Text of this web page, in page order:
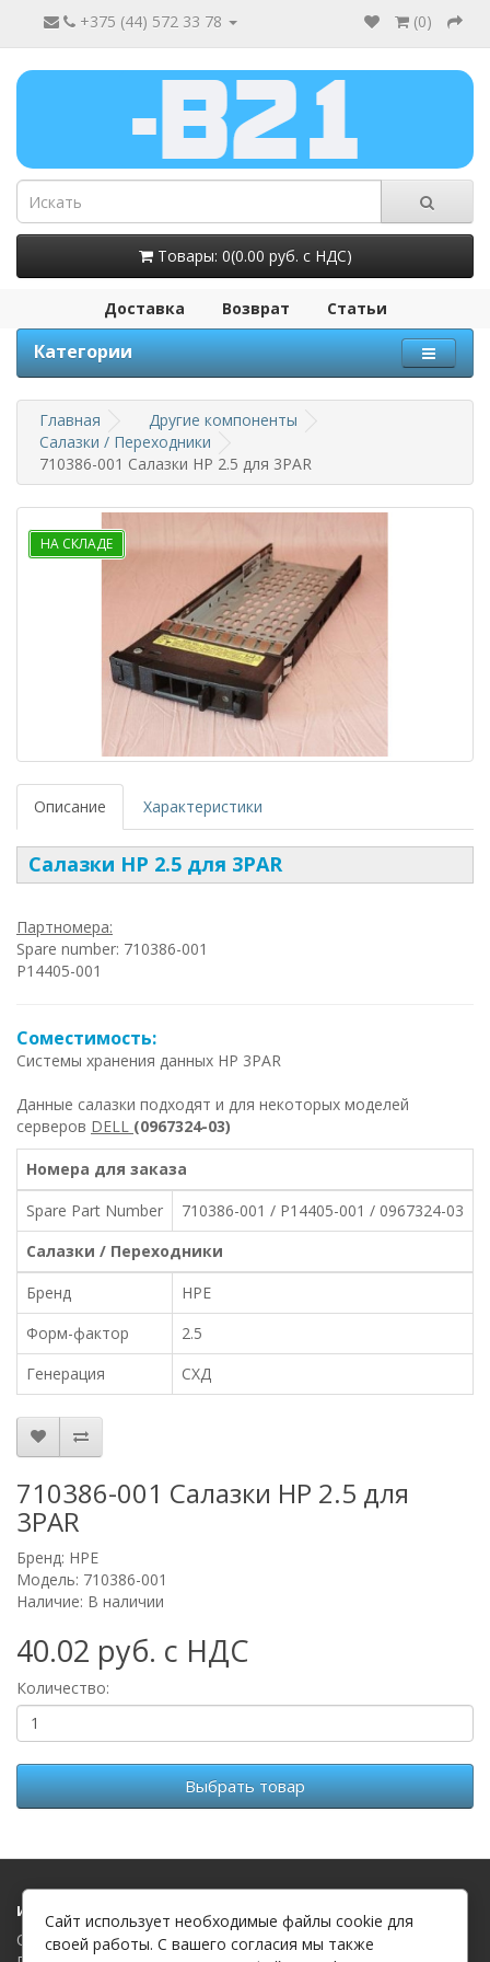
+375 (44) 572 33 78 (0)
Товары: 0(0.00 руб. с НДС)
Доставка Возврат Статьи
Категории
Главная
Другие компоненты
Салазки / Переходники
710386-001 Салазки HP 2.5 для 3PAR
НА СКЛАДЕ
Описание Характеристики
Салазки HP 2.5 для 3PAR
Партномера:
Spare number: 710386-001
P14405-001
Соместимость:
Системы хранения данных HP 3PAR
Данные салазки подходят и для некоторых моделей
серверов DELL (0967324-03)
Номера для заказа
Spare Part Number
710386-001 / P14405-001 / 0967324-03
Салазки / Переходники
Бренд
HPE
Форм-фактор
2.5
Генерация
СХД
710386-001 Салазки HP 2.5 для
3PAR
Бренд: HPE
Модель: 710386-001
Наличие: В наличии
40.02 руб. с НДС
Количество:
Выбрать товар
Информация
О компании
Сайт использует необходимые файлы cookie для
своей работы. С вашего согласия мы также